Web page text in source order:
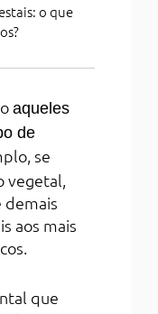
o que
aqueles
de
se
vegetal,
demais
aos mais
que